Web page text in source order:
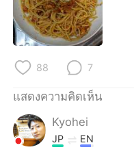
Türkçe
Português
88 7
แสดงความคิดเห็น
Kyohei
JP EN